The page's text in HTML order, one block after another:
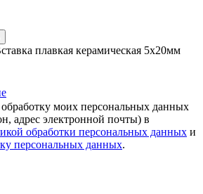
плавкая керамическая 5х20мм
моих персональных данных
адрес электронной почты) в
обработки персональных данных и
персональных данных.